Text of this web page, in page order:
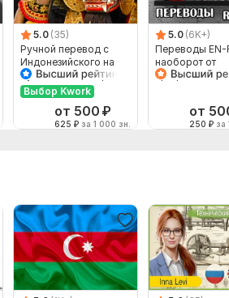
5.0 (35)
Ручной перевод с
Индонезийского на
Русский и наоборот
Выбор Kwork
от 500 ₽
625 ₽ за 1 000 зн.
5.0 (6K+)
Переводы EN-
наоборот от
от
250 ₽ за